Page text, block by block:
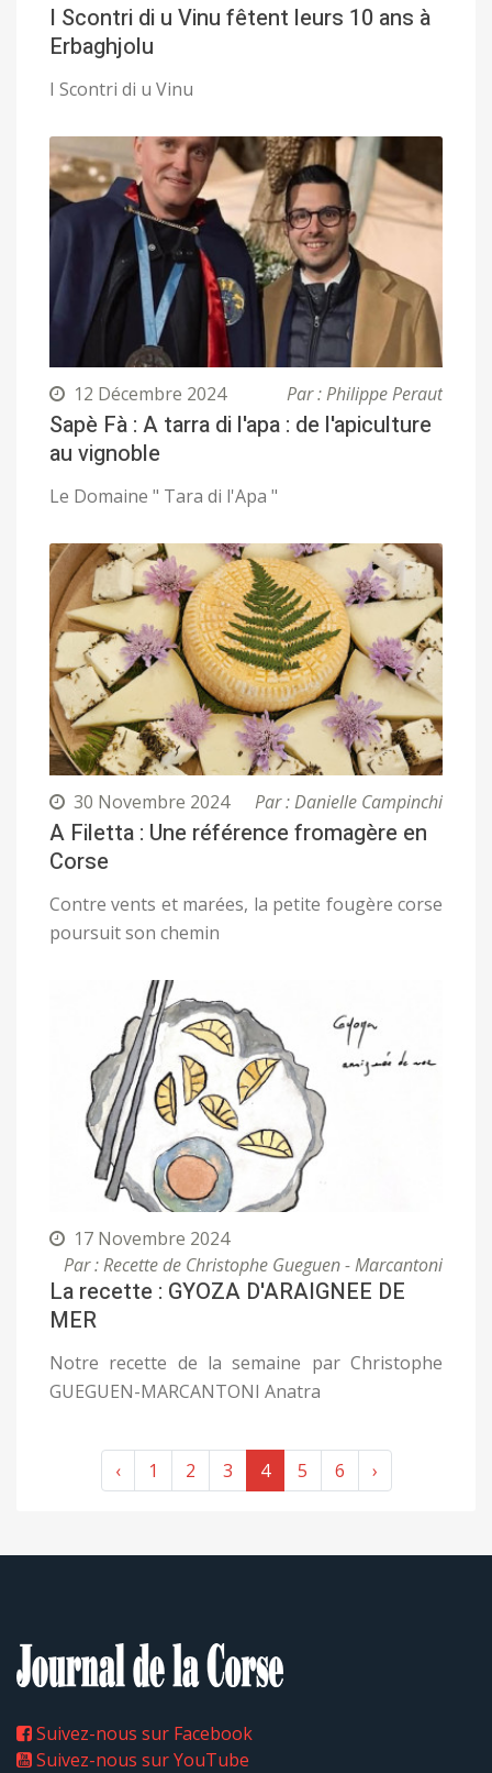
I Scontri di u Vinu fêtent leurs 10 ans à
Erbaghjolu
I Scontri di u Vinu
12 Décembre 2024 Par : Philippe Peraut
Sapè Fà : A tarra di l'apa : de l'apiculture
au vignoble
Le Domaine " Tara di l'Apa "
30 Novembre 2024 Par : Danielle Campinchi
A Filetta : Une référence fromagère en
Corse
Contre vents et marées, la petite fougère corse
poursuit son chemin
17 Novembre 2024
Par : Recette de Christophe Gueguen - Marcantoni
La recette : GYOZA D'ARAIGNEE DE
MER
Notre recette de la semaine par Christophe
GUEGUEN-MARCANTONI Anatra
‹ 1 2 3 4 5 6 ›
Suivez-nous sur Facebook
Suivez-nous sur YouTube